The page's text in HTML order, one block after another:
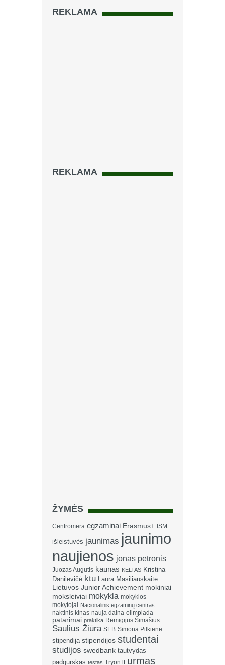
REKLAMA
REKLAMA
ŽYMĖS
Centromera egzaminai Erasmus+ ISM
išleistuvės jaunimas jaunimo
naujienos jonas petronis
Juozas Augutis kaunas KELTAS Kristina
Danilevičė ktu Laura Masiliauskaitė
Lietuvos Junior Achievement mokiniai
moksleiviai mokykla mokyklos
mokytojai Nacionalinis egzaminų centras
naktinis kinas nauja daina olimpiada
patarimai praktika Remigijus Šimašius
Saulius Žiūra SEB Simona Pilkienė
stipendija stipendijos studentai
studijos swedbank tautvydas
padgurskas testas Tryon.lt urmas